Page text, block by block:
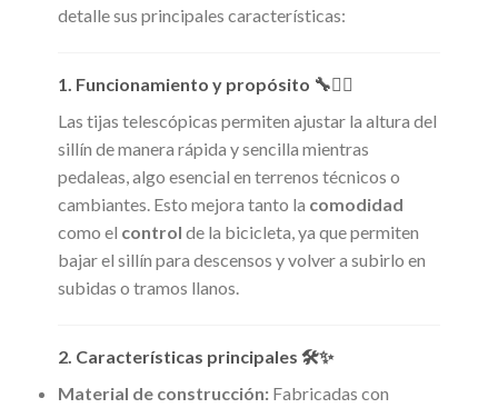
detalle sus principales características:
1. Funcionamiento y propósito 🔧🚵‍♀️
Las tijas telescópicas permiten ajustar la altura del
sillín de manera rápida y sencilla mientras
pedaleas, algo esencial en terrenos técnicos o
cambiantes. Esto mejora tanto la comodidad
como el control de la bicicleta, ya que permiten
bajar el sillín para descensos y volver a subirlo en
subidas o tramos llanos.
2. Características principales 🛠️✨
Material de construcción:Fabricadas con